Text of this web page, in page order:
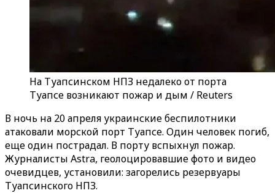
На Туапсинском НПЗ недалеко от порта
Туапсе возникают пожар и дым / Reuters
В ночь на 20 апреля украинские беспилотники
атаковали морской порт Туапсе. Один человек погиб,
еще один пострадал. В порту вспыхнул пожар.
Журналисты Astra, геолоцировавшие фото и видео
очевидцев, установили: загорелись резервуары
Туапсинского НПЗ.